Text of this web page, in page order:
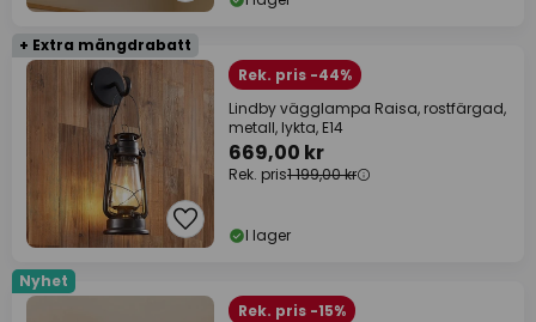
+ Extra mängdrabatt
Rek. pris -44%
Lindby vägglampa Raisa, rostfärgad,
metall, lykta, E14
669,00 kr
Rek. pris1 199,00 kr
I lager
Nyhet
Rek. pris -15%